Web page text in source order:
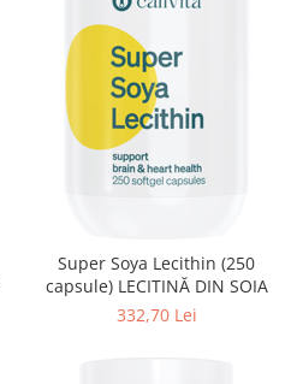
Super Soya Lecithin (250
capsule) LECITINĂ DIN SOIA
332,70 Lei